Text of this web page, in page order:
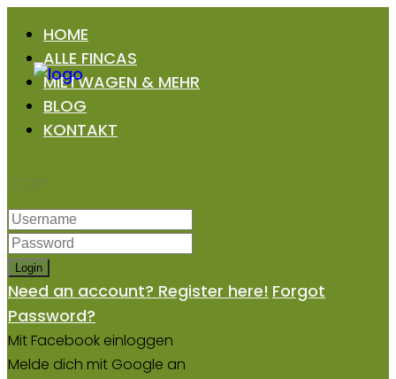
HOME
ALLE FINCAS
MIETWAGEN & MEHR
BLOG
KONTAKT
Login
Login
Need an account? Register here! Forgot
Password?
Mit Facebook einloggen
Melde dich mit Google an